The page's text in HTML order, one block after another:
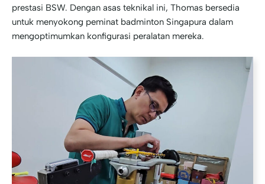
prestasi BSW. Dengan asas teknikal ini, Thomas bersedia
untuk menyokong peminat badminton Singapura dalam
mengoptimumkan konfigurasi peralatan mereka.